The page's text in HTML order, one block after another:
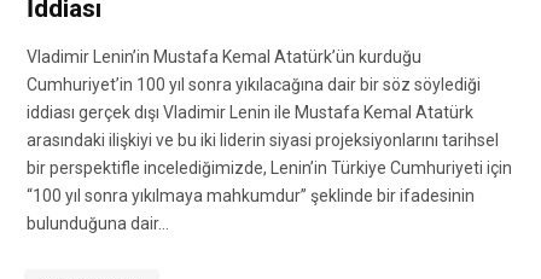
İddiası
Vladimir Lenin’in Mustafa Kemal Atatürk’ün kurduğu
Cumhuriyet’in 100 yıl sonra yıkılacağına dair bir söz söylediği
iddiası gerçek dışı Vladimir Lenin ile Mustafa Kemal Atatürk
arasındaki ilişkiyi ve bu iki liderin siyasi projeksiyonlarını tarihsel
bir perspektifle incelediğimizde, Lenin’in Türkiye Cumhuriyeti için
“100 yıl sonra yıkılmaya mahkumdur” şeklinde bir ifadesinin
bulunduğuna dair…